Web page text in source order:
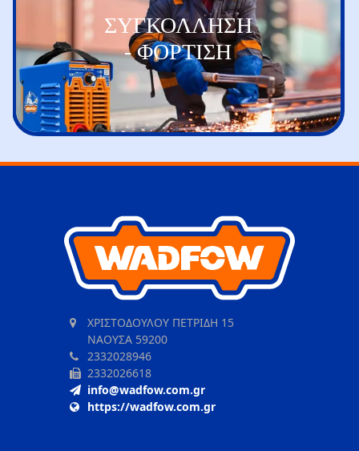
ΣΥΓΚΟΛΛΗΣΗ
- ΦΟΡΤΙΣΗ
ΧΡΙΣΤΟΔΟΥΛΟΥ ΠΕΤΡΙΔΗ 15
ΝΑΟΥΣΑ 59200
2332028946
2332026618
info@wadfow.com.gr
https://wadfow.com.gr